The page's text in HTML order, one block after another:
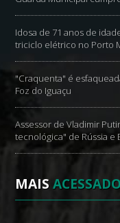
Idosa de 71 anos de
triciclo elétrico no Porto
"Craquenta" é
Foz do Iguaçu
Assessor de Vladimir
tecnológica" de Rússia e
MAIS